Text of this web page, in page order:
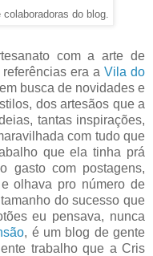
do blog.
com a arte de
era a Vila do
busca de novidades e
dos artesãos que a
tantas inspirações,
com tudo que
que ela tinha prá
gasto com postagens,
olhava pro número de
do sucesso que
eu pensava, nunca
, é um blog de gente
trabalho que a Cris